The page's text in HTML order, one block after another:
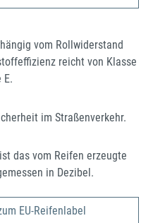
vom Rollwiderstand
reicht von Klasse
E.
im Straßenverkehr.
ist das vom Reifen erzeugte
in Dezibel.
EU-Reifenlabel